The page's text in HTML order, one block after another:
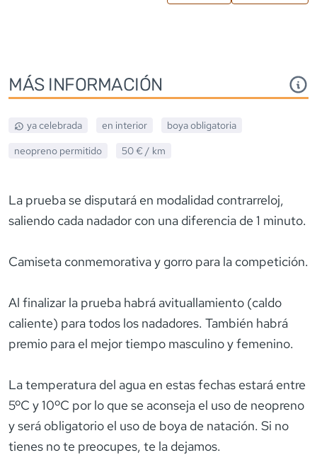
MÁS INFORMACIÓN
ya celebrada en interior
boya obligatoria
neopreno permitido 50 € / km
La prueba se disputará en modalidad contrarreloj,
saliendo cada nadador con una diferencia de 1 minuto.
Camiseta conmemorativa y gorro para la competición.
Al finalizar la prueba habrá avituallamiento (caldo
caliente) para todos los nadadores. También habrá
premio para el mejor tiempo masculino y femenino.
La temperatura del agua en estas fechas estará entre
5ºC y 10ºC por lo que se aconseja el uso de neopreno
y será obligatorio el uso de boya de natación. Si no
tienes no te preocupes, te la dejamos.